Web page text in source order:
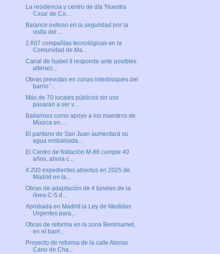
La residencia y centro de día 'Nuestra
Casa' de Co...
Balance exitoso en la seguridad por la
visita del ...
2.607 compañías tecnológicas en la
Comunidad de Ma...
Canal de Isabel II responde ante posibles
alteraci...
Obras previstas en zonas interbloques del
barrio '...
Más de 70 locales públicos sin uso
pasarán a ser v...
Bailarines como apoyo a los maestros de
Música en ...
El pantano de San Juan aumentará su
agua embalsada...
El Centro de Natación M-86 cumple 40
años, ahora c...
4.200 expedientes abiertos en 2025 de
Madrid en la...
Obras de adaptación de 4 túneles de la
línea C-5 d...
Aprobada en Madrid la Ley de Medidas
Urgentes para...
Obras de reforma en la zona Benimamet,
en el barri...
Proyecto de reforma de la calle Alonso
Cano de Cha...